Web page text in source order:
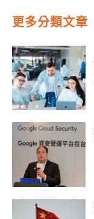
更多分類文章